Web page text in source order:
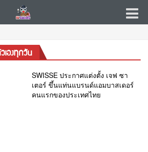
เองทุกวัน
SWISSE ประกาศแต่งตั้ง เจฟ ซา
เตอร์ ขึ้นแท่นแบรนด์แอมบาสเดอร์
คนแรกของประเทศไทย